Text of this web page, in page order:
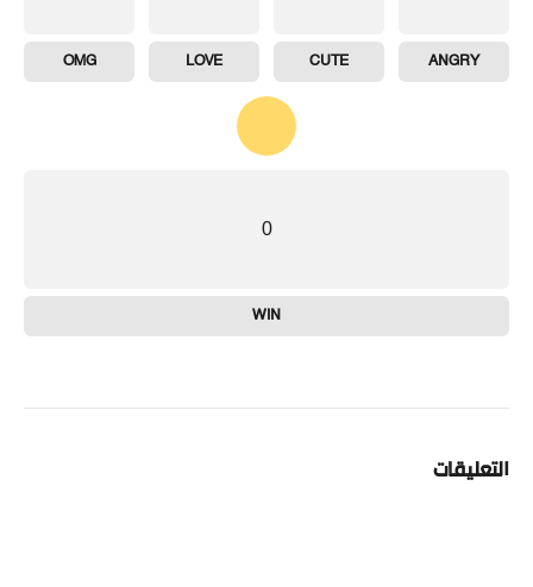
ANGRY
CUTE
LOVE
OMG
0
WIN
التعليقات